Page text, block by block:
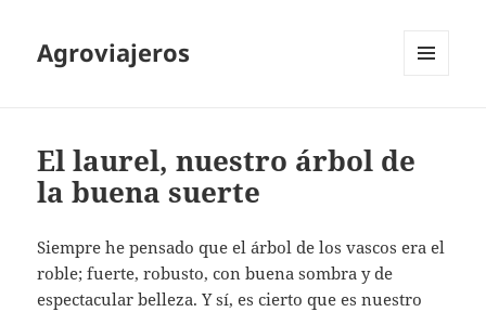
Agroviajeros
El laurel, nuestro árbol de
la buena suerte
Siempre he pensado que el árbol de los vascos era el
roble; fuerte, robusto, con buena sombra y de
espectacular belleza. Y sí, es cierto que es nuestro